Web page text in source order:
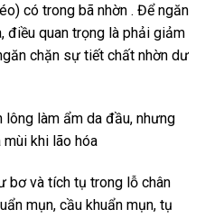
có trong bã nhờn . Để ngăn
điều quan trọng là phải giảm
chặn sự tiết chất nhờn dư
lông làm ẩm da đầu, nhưng
mùi khi lão hóa
bơ và tích tụ trong lỗ chân
mụn, cầu khuẩn mụn, tụ